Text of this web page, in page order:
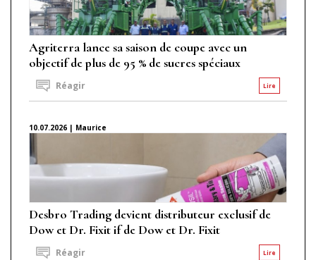
Agriterra lance sa saison de coupe avec un
objectif de plus de 95 % de sucres spéciaux
Lire
Réagir
10.07.2026 | Maurice
Desbro Trading devient distributeur exclusif de
Dow et Dr. Fixit if de Dow et Dr. Fixit
Lire
Réagir